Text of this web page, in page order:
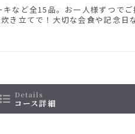
など全15品。お一人様ずつでご
き立てで！大切な会食や記念日
details
コース詳細